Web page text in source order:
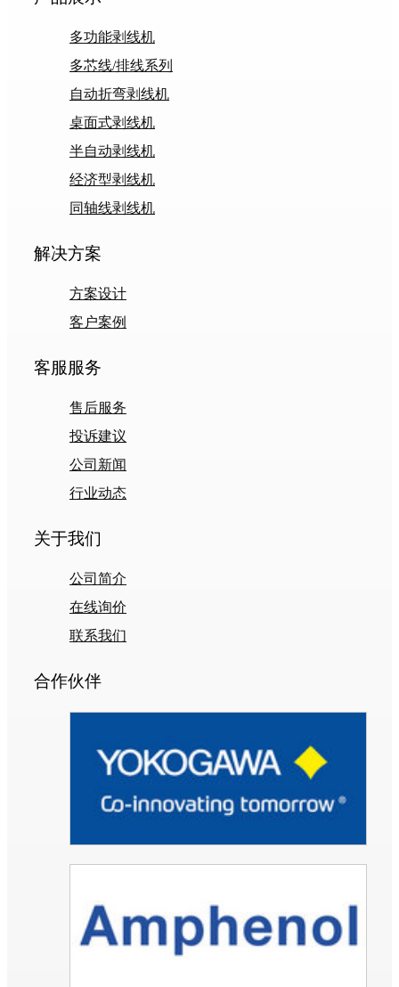
多功能剥线机
多芯线/排线系列
自动折弯剥线机
桌面式剥线机
半自动剥线机
经济型剥线机
同轴线剥线机
解决方案
方案设计
客户案例
客服服务
售后服务
投诉建议
公司新闻
行业动态
关于我们
公司简介
在线询价
联系我们
合作伙伴